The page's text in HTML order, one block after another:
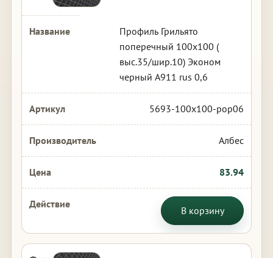
Профиль Грильято
поперечный 100х100 (
выс.35/шир.10) Эконом
черный А911 rus 0,6
5693-100x100-pop06
Албес
83.94
В корзину